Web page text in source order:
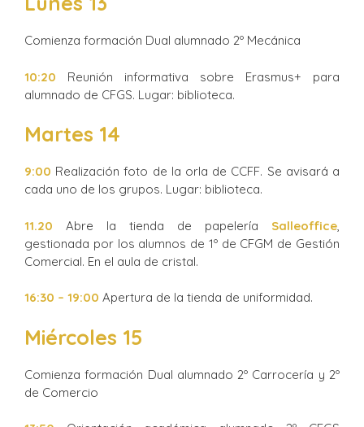
Comienza formación Dual alumnado 2º Mecánica
10:20 Reunión informativa sobre Erasmus+ para
alumnado de CFGS. Lugar: biblioteca.
Martes 14
9:00 Realización foto de la orla de CCFF. Se avisará a
cada uno de los grupos. Lugar: biblioteca.
11.20 Abre la tienda de papelería Salleoffice
gestionada por los alumnos de 1º de CFGM de Gestión
Comercial. En el aula de cristal.
16:30 – 19:00 Apertura de la tienda de uniformidad.
Miércoles 15
Comienza formación Dual alumnado 2º Carrocería y 2º
de Comercio